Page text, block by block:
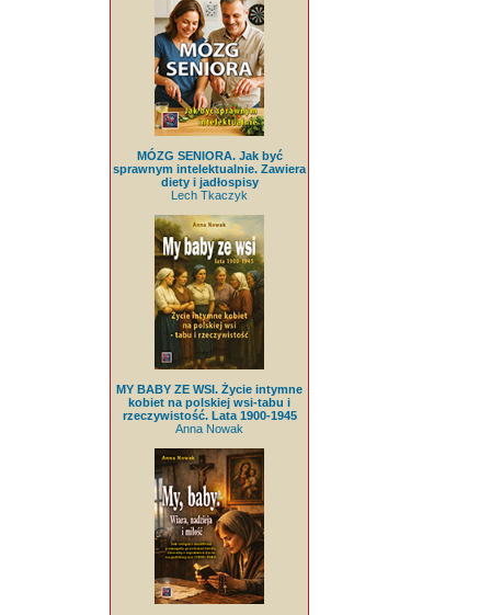
MÓZG SENIORA. Jak być
sprawnym intelektualnie. Zawiera
diety i jadłospisy
Lech Tkaczyk
MY BABY ZE WSI. Życie intymne
kobiet na polskiej wsi-tabu i
rzeczywistość. Lata 1900-1945
Anna Nowak